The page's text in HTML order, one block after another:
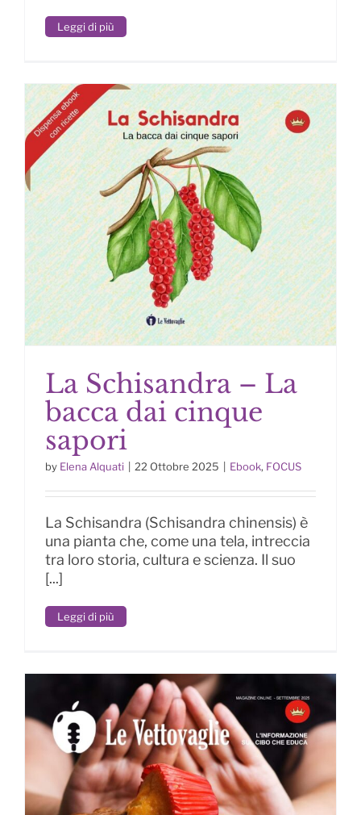
Leggi di più
La Schisandra – La bacca dai
cinque sapori
La Schisandra – La
bacca dai cinque
sapori
by Elena Alquati 22 Ottobre 2025 Ebook, FOCUS
La Schisandra (Schisandra chinensis) è
una pianta che, come una tela, intreccia
tra loro storia, cultura e scienza. Il suo
[...]
Leggi di più